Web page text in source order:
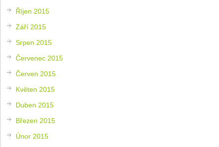
Říjen 2015
Září 2015
Srpen 2015
Červenec 2015
Červen 2015
Květen 2015
Duben 2015
Březen 2015
Únor 2015